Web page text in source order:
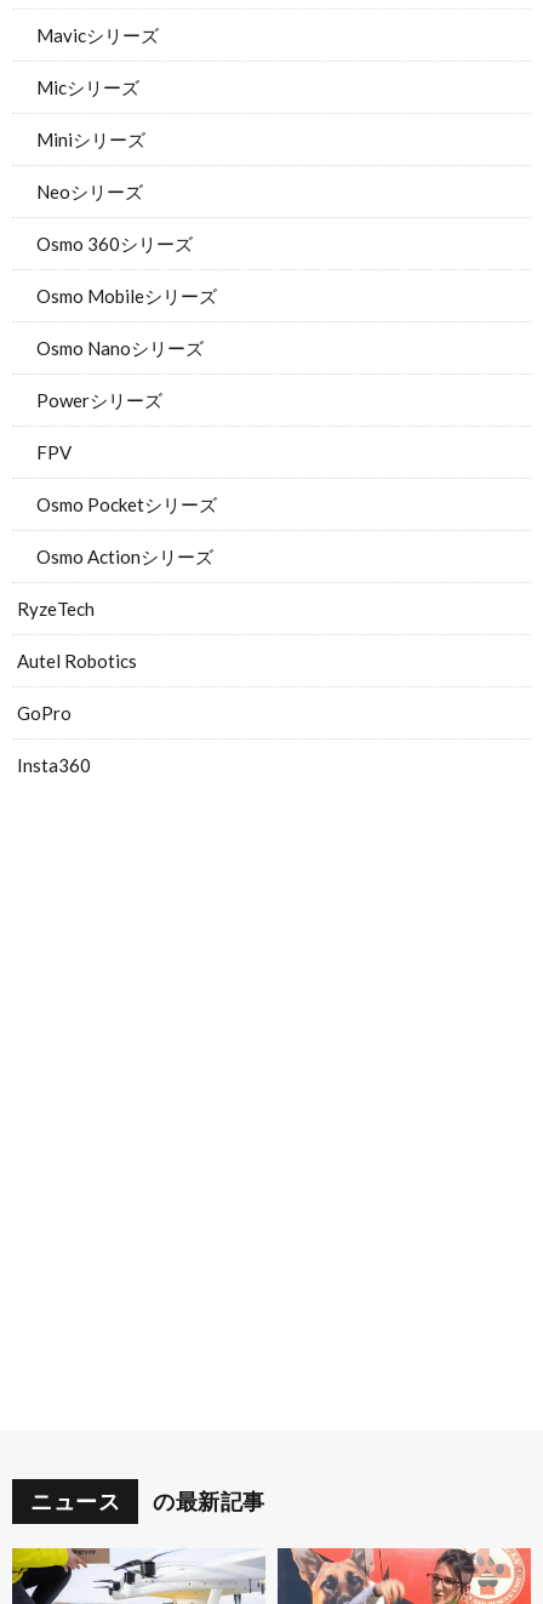
Mavicシリーズ
Micシリーズ
Miniシリーズ
Neoシリーズ
Osmo 360シリーズ
Osmo Mobileシリーズ
Osmo Nanoシリーズ
Powerシリーズ
FPV
Osmo Pocketシリーズ
Osmo Actionシリーズ
RyzeTech
Autel Robotics
GoPro
Insta360
ニュース の最新記事